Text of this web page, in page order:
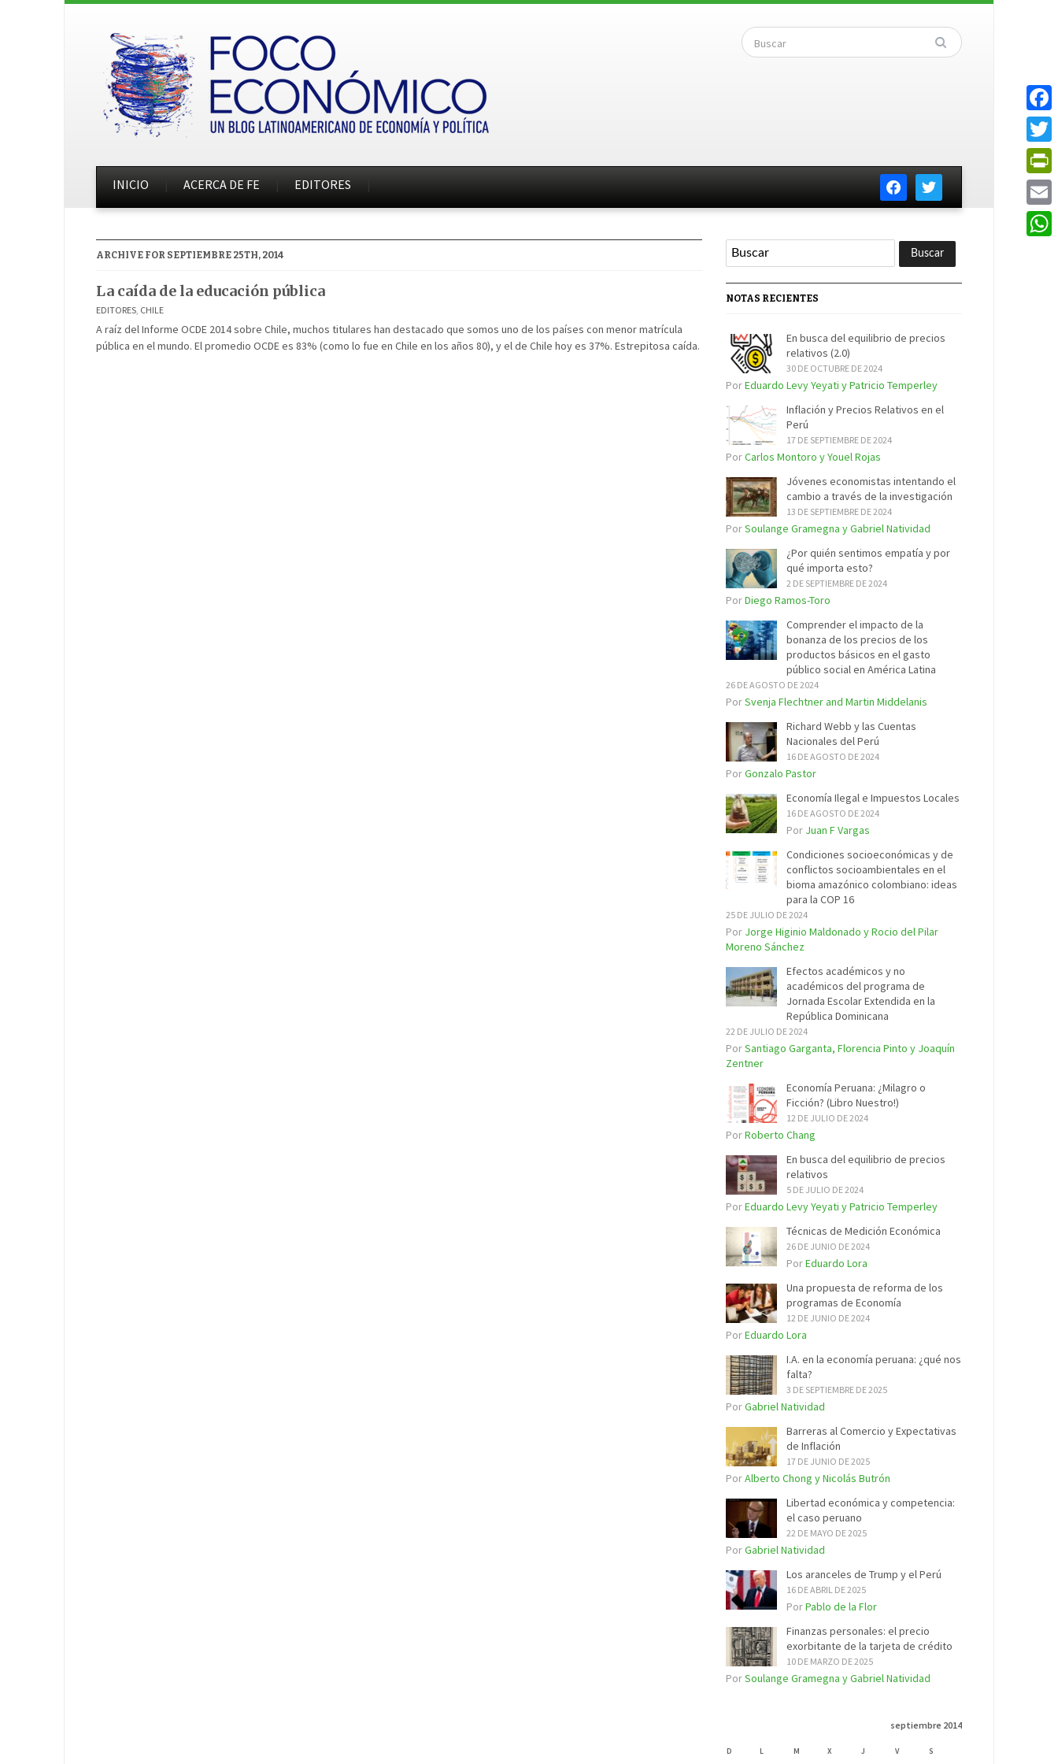
facebooktwitter
INICIO ACERCA DE FE EDITORES
ARCHIVE FOR SEPTIEMBRE 25TH, 2014
La caída de la educación pública
EDITORES, CHILE
A raíz del Informe OCDE 2014 sobre Chile, muchos titulares han destacado que somos uno de los países con menor matrícula
pública en el mundo. El promedio OCDE es 83% (como lo fue en Chile en los años 80), y el de Chile hoy es 37%. Estrepitosa caída.
NOTAS RECIENTES
En busca del equilibrio de precios
relativos (2.0)
30 DE OCTUBRE DE 2024
PorEduardo Levy Yeyati y Patricio Temperley
Inflación y Precios Relativos en el
Perú
17 DE SEPTIEMBRE DE 2024
PorCarlos Montoro y Youel Rojas
Jóvenes economistas intentando el
cambio a través de la investigación
13 DE SEPTIEMBRE DE 2024
PorSoulange Gramegna y Gabriel Natividad
¿Por quién sentimos empatía y por
qué importa esto?
2 DE SEPTIEMBRE DE 2024
PorDiego Ramos-Toro
Comprender el impacto de la
bonanza de los precios de los
productos básicos en el gasto
público social en América Latina
26 DE AGOSTO DE 2024
PorSvenja Flechtner and Martin Middelanis
Richard Webb y las Cuentas
Nacionales del Perú
16 DE AGOSTO DE 2024
PorGonzalo Pastor
Economía Ilegal e Impuestos Locales
16 DE AGOSTO DE 2024
Por Juan F Vargas
Condiciones socioeconómicas y de
conflictos socioambientales en el
bioma amazónico colombiano: ideas
para la COP 16
25 DE JULIO DE 2024
Por Jorge Higinio Maldonado y Rocio del Pilar
Moreno Sánchez
Efectos académicos y no
académicos del programa de
Jornada Escolar Extendida en la
República Dominicana
22 DE JULIO DE 2024
PorSantiago Garganta, Florencia Pinto y Joaquín
Zentner
Economía Peruana: ¿Milagro o
Ficción? (Libro Nuestro!)
12 DE JULIO DE 2024
PorRoberto Chang
En busca del equilibrio de precios
relativos
5 DE JULIO DE 2024
PorEduardo Levy Yeyati y Patricio Temperley
Técnicas de Medición Económica
26 DE JUNIO DE 2024
PorEduardo Lora
Una propuesta de reforma de los
programas de Economía
12 DE JUNIO DE 2024
PorEduardo Lora
I.A. en la economía peruana: ¿qué nos
falta?
3 DE SEPTIEMBRE DE 2025
PorGabriel Natividad
Barreras al Comercio y Expectativas
de Inflación
17 DE JUNIO DE 2025
PorAlberto Chong y Nicolás Butrón
Libertad económica y competencia:
el caso peruano
22 DE MAYO DE 2025
PorGabriel Natividad
Los aranceles de Trump y el Perú
16 DE ABRIL DE 2025
PorPablo de la Flor
Finanzas personales: el precio
exorbitante de la tarjeta de crédito
10 DE MARZO DE 2025
PorSoulange Gramegna y Gabriel Natividad
septiembre 2014
D L M X J V S
Email